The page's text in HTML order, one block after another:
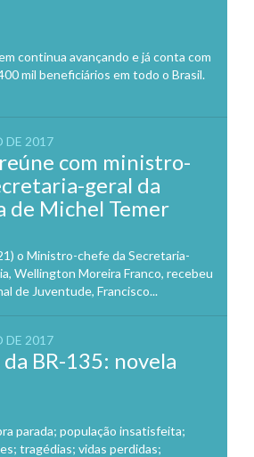
continua avançando e já conta com
mil beneficiários em todo o Brasil.
DE 2017
com ministro-
geral da
de Michel Temer
o Ministro-chefe da Secretaria-
Wellington Moreira Franco, recebeu
de Juventude, Francisco...
DE 2017
BR-135: novela
parada; população insatisfeita;
tragédias; vidas perdidas;